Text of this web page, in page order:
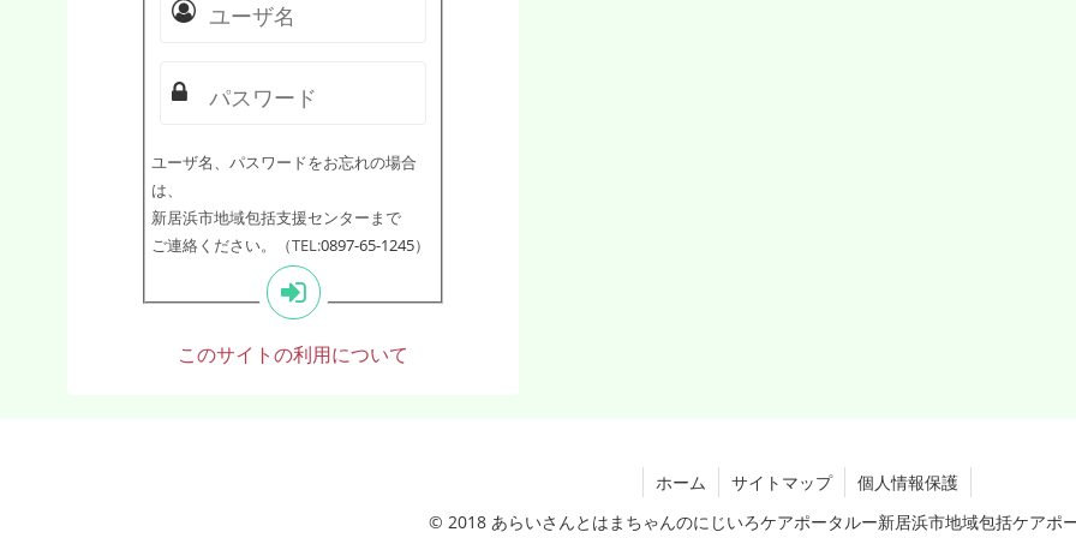
ユーザ名、パスワードをお忘れの場合
は、
新居浜市地域包括支援センターまで
ご連絡ください。（TEL:0897-65-1245）
このサイトの利用について
ホーム サイトマップ
個人情報保護
© 2018 あらいさんとはまちゃんのにじいろケアポータルー新居浜市地域包括ケアポ